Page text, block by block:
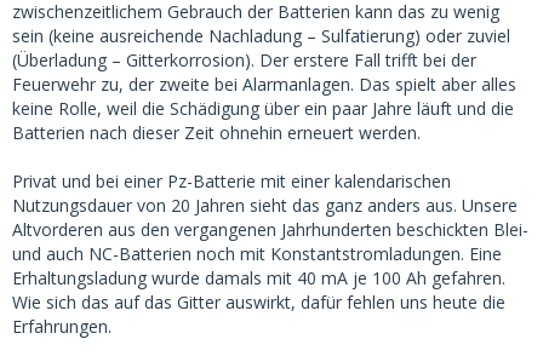
zwischenzeitlichem Gebrauch der Batterien kann das zu wenig
sein (keine ausreichende Nachladung – Sulfatierung) oder zuviel
(Überladung – Gitterkorrosion). Der erstere Fall trifft bei der
Feuerwehr zu, der zweite bei Alarmanlagen. Das spielt aber alles
keine Rolle, weil die Schädigung über ein paar Jahre läuft und die
Batterien nach dieser Zeit ohnehin erneuert werden.
Privat und bei einer Pz-Batterie mit einer kalendarischen
Nutzungsdauer von 20 Jahren sieht das ganz anders aus. Unsere
Altvorderen aus den vergangenen Jahrhunderten beschickten Blei-
und auch NC-Batterien noch mit Konstantstromladungen. Eine
Erhaltungsladung wurde damals mit 40 mA je 100 Ah gefahren.
Wie sich das auf das Gitter auswirkt, dafür fehlen uns heute die
Erfahrungen.